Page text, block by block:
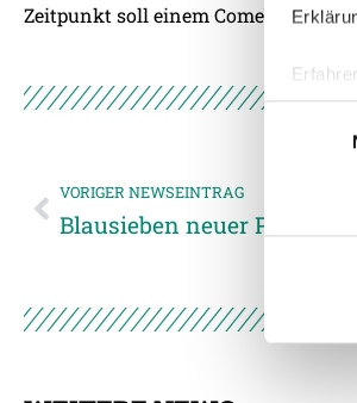
und
Zeitpunkt soll einem Comeback des
VORIGER NEWSEINTRAG
Blausieben neuer Partner